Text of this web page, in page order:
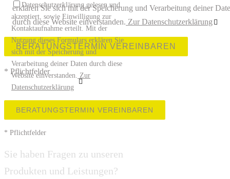
erklären Sie sich mit der Speicherung und Verarbeitung deiner
durch diese Website einverstanden. Zur Datenschutzerklärung
Bitte lasse dieses Feld leer.
* Pflichtfelder
Datenschutzerklärung gelesen und
akzeptiert, sowie Einwilligung zur
Kontaktaufnahme erteilt. Mit der
Nutzung dieses Formulars erklären Sie
sich mit der Speicherung und
Verarbeitung deiner Daten durch diese
Website einverstanden. Zur
Datenschutzerklärung
Bitte lasse dieses Feld leer.
* Pflichtfelder
Sie haben Fragen zu unseren
Produkten und Leistungen?